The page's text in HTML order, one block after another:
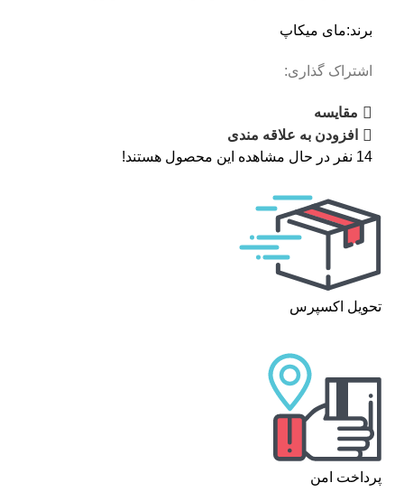
برند:مای میکاپ
اشتراک گذاری:
مقایسه
افزودن به علاقه مندی
14 نفر در حال مشاهده این محصول هستند!
تحویل اکسپرس
پرداخت امن